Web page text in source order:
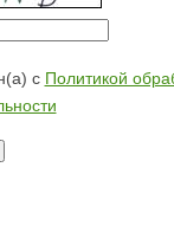
с Политикой